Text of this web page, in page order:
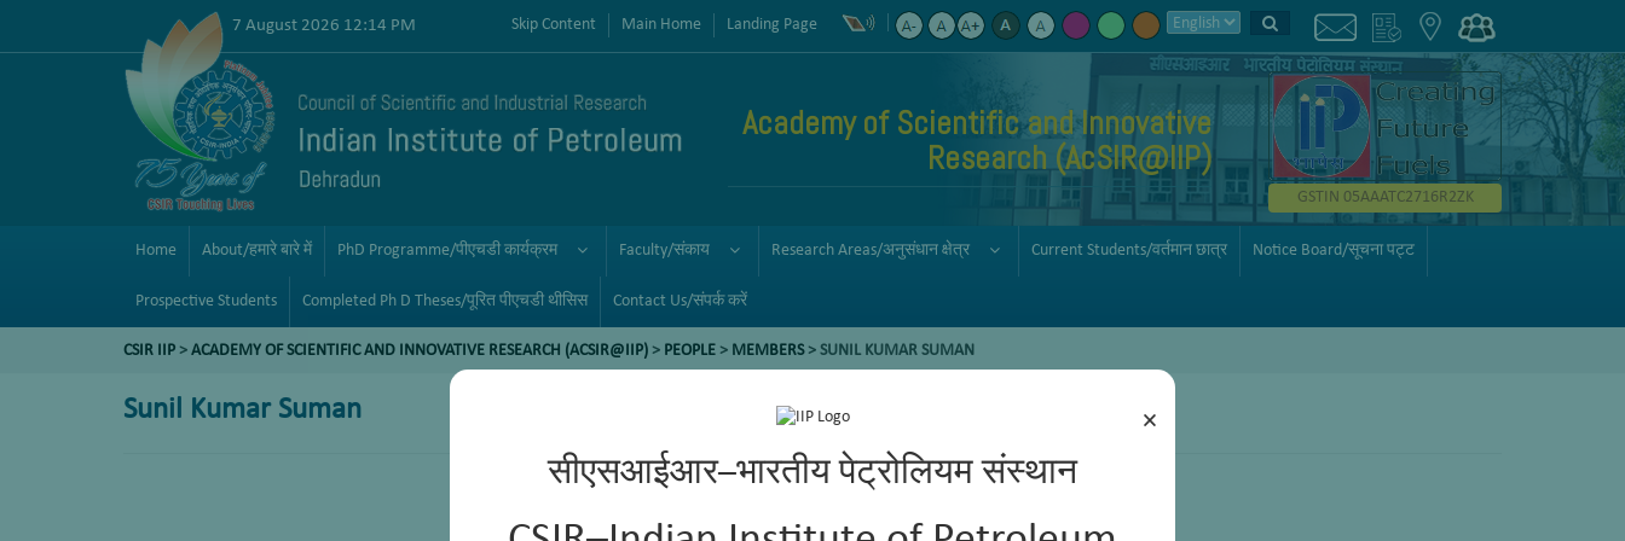
×
सीएसआईआर–भारतीय पेट्रोलियम संस्थान
7 August 2026 12:14 PM Skip Content Main Home Landing Page
Academy of Scientific and Innovative
Research (AcSIR@IIP)
GSTIN 05AAATC2716R2ZK
Home About/हमारे बारे में PhD Programme/पीएचडी कार्यक्रम Faculty/संकाय Research Areas/अनुसंधान क्षेत्र Current Students/वर्तमान छात्र Notice Board/सूचना पट्ट
Prospective Students Completed Ph D Theses/पूरित पीएचडी थीसिस Contact Us/संपर्क करें
CSIR IIP > ACADEMY OF SCIENTIFIC AND INNOVATIVE RESEARCH (ACSIR@IIP) > PEOPLE > MEMBERS> SUNIL KUMAR SUMAN
Sunil Kumar Suman